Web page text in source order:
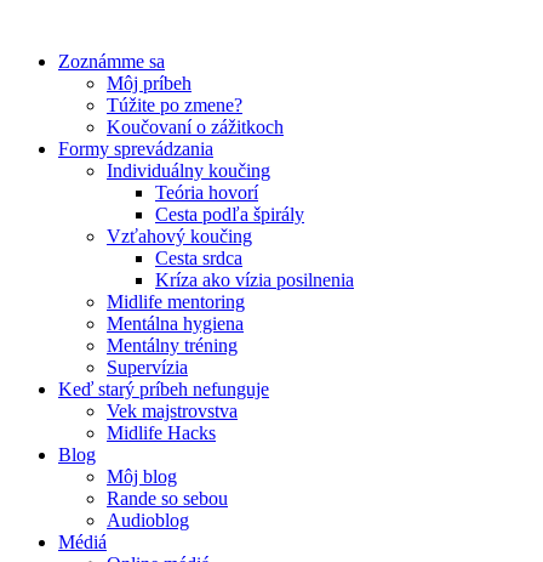
obsah
Zoznámme sa
Môj príbeh
Túžite po zmene?
Koučovaní o zážitkoch
Formy sprevádzania
Individuálny koučing
Teória hovorí
Cesta podľa špirály
Vzťahový koučing
Cesta srdca
Kríza ako vízia posilnenia
Midlife mentoring
Mentálna hygiena
Mentálny tréning
Supervízia
Keď starý príbeh nefunguje
Vek majstrovstva
Midlife Hacks
Blog
Môj blog
Rande so sebou
Audioblog
Médiá